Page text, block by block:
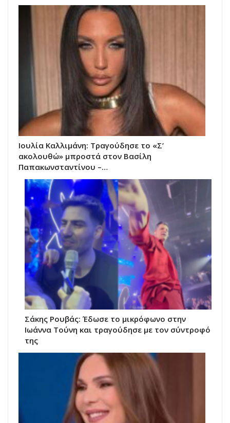
Ιουλία Καλλιμάνη: Τραγούδησε το «Σ’
ακολουθώ» μπροστά στον Βασίλη
Παπακωνσταντίνου –…
Σάκης Ρουβάς: Έδωσε το μικρόφωνο στην
Ιωάννα Τούνη και τραγούδησε με τον σύντροφό
της